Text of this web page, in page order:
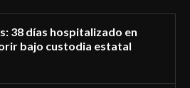
38 días hospitalizado en
bajo custodia estatal